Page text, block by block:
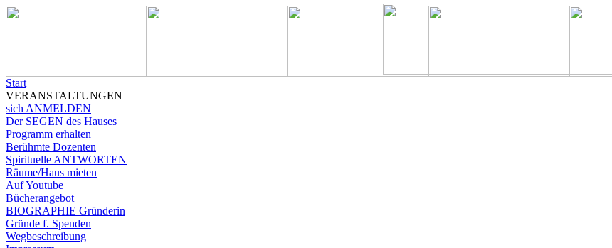
Start
VERANSTALTUNGEN
sich ANMELDEN
Der SEGEN des Hauses
Programm erhalten
Berühmte Dozenten
Spirituelle ANTWORTEN
Räume/Haus mieten
Auf Youtube
Bücherangebot
BIOGRAPHIE Gründerin
Gründe f. Spenden
Wegbeschreibung